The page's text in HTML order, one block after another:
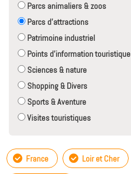
Parcs animaliers & zoos
Parcs d'attractions
Patrimoine industriel
Points d'information touristique
Sciences & nature
Shopping & Divers
Sports & Aventure
Visites touristiques
France Loir et Cher